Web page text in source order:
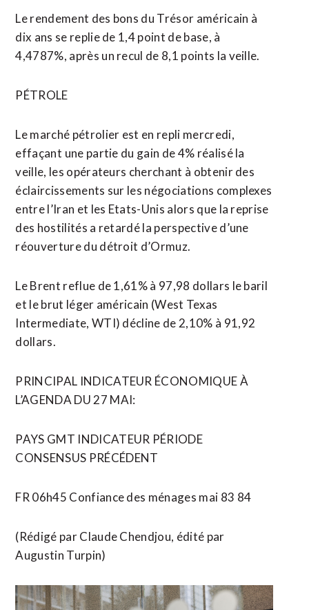
Le rendement des bons du Trésor américain à
dix ans se replie de 1,4 point de base, à
4,4787%, après un recul de 8,1 points la veille.
PÉTROLE
Le marché pétrolier est en repli mercredi,
effaçant ⁠une partie du gain de 4% réalisé la
veille, les opérateurs cherchant à obtenir des
éclaircissements sur les négociations complexes
entre l’Iran et les Etats-Unis alors que la reprise
des hostilités a retardé la perspective d’une
réouverture du détroit d’Ormuz.
Le Brent reflue de 1,61% à 97,98 dollars le baril
et ​le brut léger américain (West Texas
Intermediate, WTI) décline de 2,10% à 91,92
dollars.
PRINCIPAL INDICATEUR ÉCONOMIQUE À
L’AGENDA DU ​27 MAI:
PAYS GMT INDICATEUR PÉRIODE
CONSENSUS PRÉCÉDENT
FR 06h45 Confiance des ménages mai 83 84
(Rédigé par Claude Chendjou, édité par
Augustin Turpin)